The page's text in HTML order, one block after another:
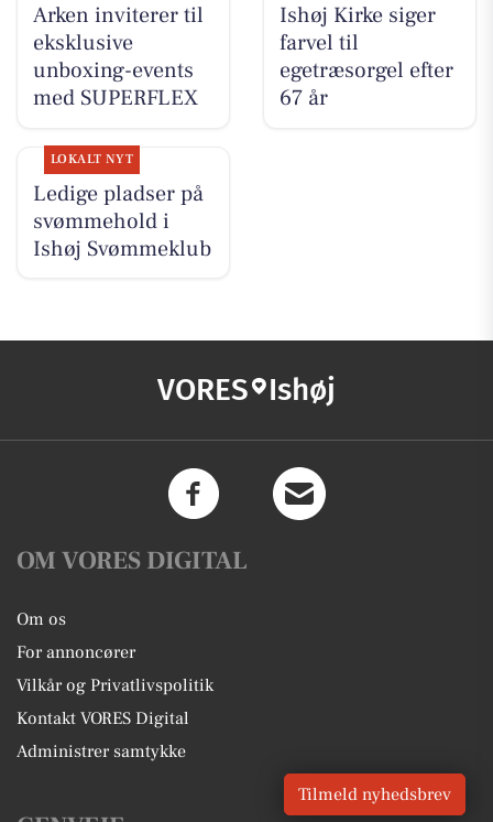
Arken inviterer til
eksklusive
unboxing-events
med SUPERFLEX
Ishøj Kirke siger
farvel til
egetræsorgel efter
67 år
LOKALT NYT
Ledige pladser på
svømmehold i
Ishøj Svømmeklub
VORES Ishøj
OM VORES DIGITAL
Om os
For annoncører
Vilkår og Privatlivspolitik
Kontakt VORES Digital
Administrer samtykke
Tilmeld nyhedsbrev